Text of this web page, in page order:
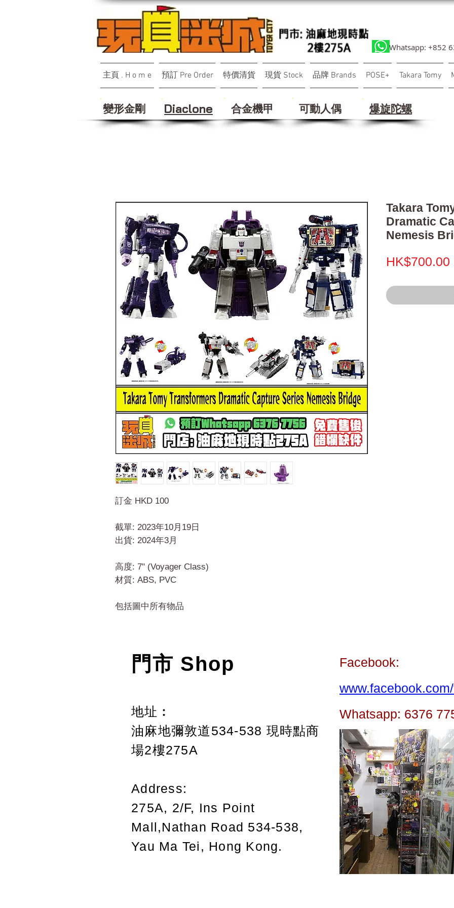
Whatsapp: +852
主頁 . H o m e 預訂 Pre Order 特價清貨 現貨 Stock 品牌 Brands POSE+ Takara Tomy
變形金剛 Diaclone 合金機甲 可動人偶 ​爆旋陀螺
訂金 HKD 100
截單: 2023年10月19日
出貨: 2024年3月
高度: 7" (Voyager Class)
材質: ABS, PVC
包括圖中所有物品
Takara
Dramatic
Nemesis
HK$700.00
門市 Shop
地址︰
油麻地彌敦道534-538 現時點商
場2樓275A
Address:
275A, 2/F, Ins Point
Mall,Nathan Road 534-538,
Yau Ma Tei, Hong Kong.
Facebook:
Whatsapp: 6376